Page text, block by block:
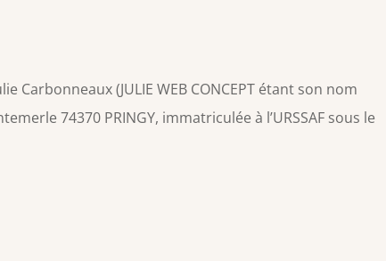
Carbonneaux (JULIE WEB CONCEPT étant son nom
74370 PRINGY, immatriculée à l’URSSAF sous le